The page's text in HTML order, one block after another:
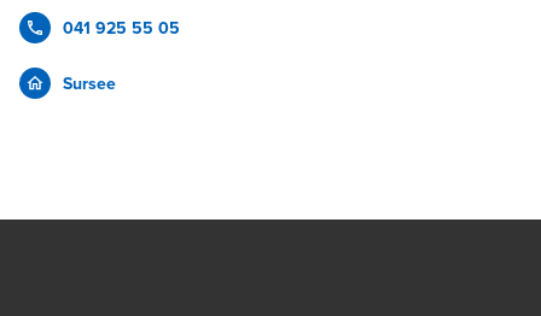
041 925 55 05
Sursee